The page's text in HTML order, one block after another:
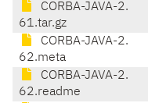
CORBA-JAVA-2.
61.tar.gz
CORBA-JAVA-2.
62.meta
CORBA-JAVA-2.
62.readme